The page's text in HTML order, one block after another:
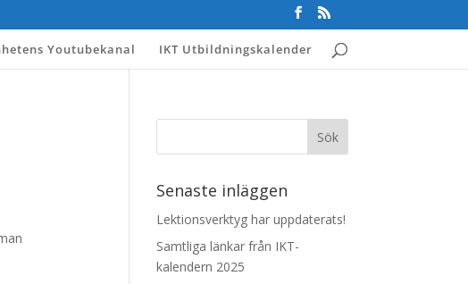
Youtubekanal IKT Utbildningskalender
Senaste inläggen
Lektionsverktyg har uppdaterats!
Samtliga länkar från IKT-
kalendern 2025